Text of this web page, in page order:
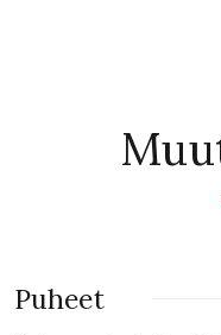
Puheet